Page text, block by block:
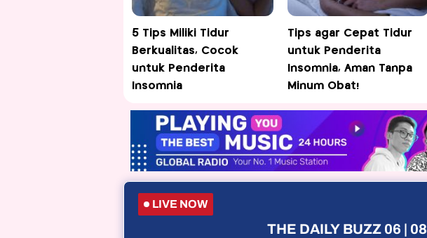
5 Tips Miliki Tidur
Berkualitas, Cocok
untuk Penderita
Insomnia
Tips agar Cepat Tidur
untuk Penderita
Insomnia, Aman Tanpa
Minum Obat!
LIVE NOW
THE DAILY BUZZ 06 | 08